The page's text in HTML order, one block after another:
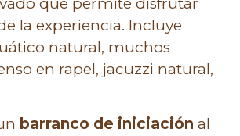
la experiencia. Incluye
natural, muchos
en rapel, jacuzzi natural,
barranco de iniciación al